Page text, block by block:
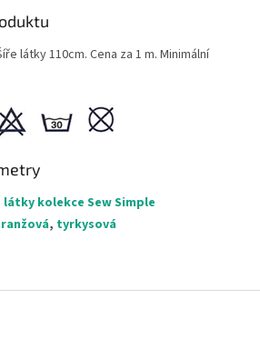
látky 110cm. Cena za 1 m. Minimální
látky kolekce Sew Simple
, tyrkysová